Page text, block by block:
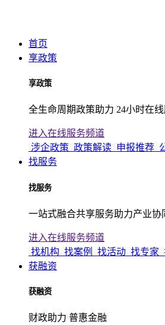
首页
享政策
享政策
全生命周期政策助力 24小时在
进入在线服务频道
涉企政策 政策解读 申报推荐
找服务
找服务
一站式融合共享服务助力产业协
进入在线服务频道
找机构 找案例 找活动 找专家
获融资
获融资
财政助力 普惠金融